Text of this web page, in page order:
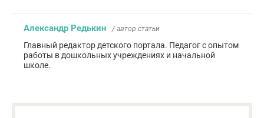
Александр Редькин / автор статьи
Главный редактор детского портала. Педагог с опытом
работы в дошкольных учреждениях и начальной
школе.